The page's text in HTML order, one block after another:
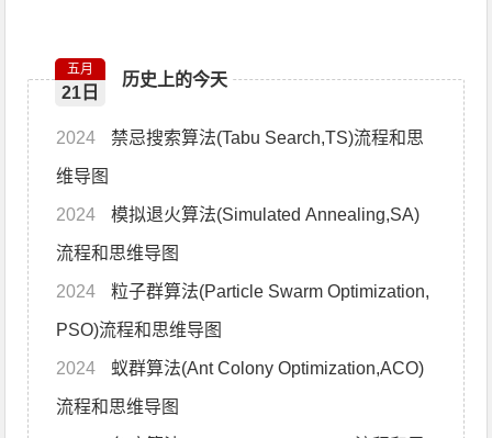
历史上的今天
五月
21日
2024 禁忌搜索算法(Tabu Search,TS)流程和思
维导图
2024 模拟退火算法(Simulated Annealing,SA)
流程和思维导图
2024 粒子群算法(Particle Swarm Optimization,
PSO)流程和思维导图
2024
流程和思维导图